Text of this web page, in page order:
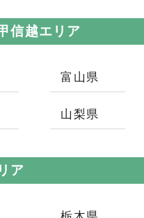
信越エリア
富山県
山梨県
ア